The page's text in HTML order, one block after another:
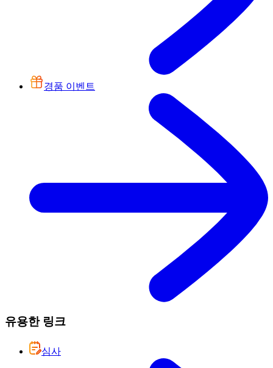
경품 이벤트
유용한 링크
심사